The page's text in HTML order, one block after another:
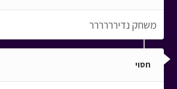
משחק נדירררררר
חסוי